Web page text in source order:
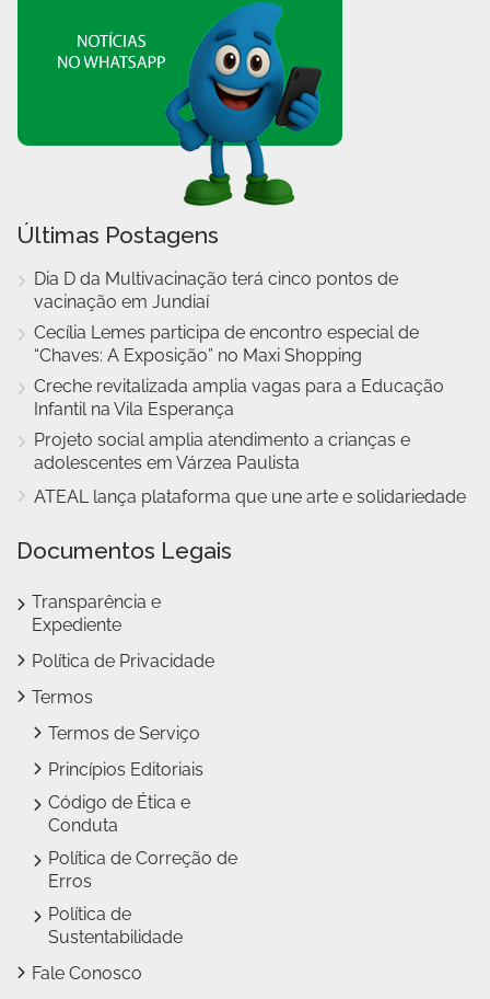
Últimas Postagens
Dia D da Multivacinação terá cinco pontos de
vacinação em Jundiaí
Cecília Lemes participa de encontro especial de
“Chaves: A Exposição” no Maxi Shopping
Creche revitalizada amplia vagas para a Educação
Infantil na Vila Esperança
Projeto social amplia atendimento a crianças e
adolescentes em Várzea Paulista
ATEAL lança plataforma que une arte e solidariedade
Documentos Legais
Transparência e
Expediente
Política de Privacidade
Termos
Termos de Serviço
Princípios Editoriais
Código de Ética e
Conduta
Política de Correção de
Erros
Política de
Sustentabilidade
Fale Conosco